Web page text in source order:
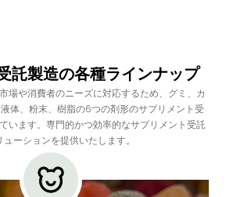
託製造の各種ラインナップ
場や消費者のニーズに対応するため、グミ、カ
体、粉末、樹脂の6つの剤形のサプリメント受
います。専門的かつ効率的なサプリメント受託
ーションを提供いたします。